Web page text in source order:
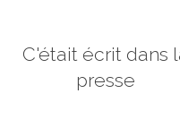
C'était écrit dans
presse